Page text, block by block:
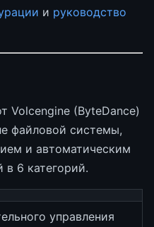
и руководство
Volcengine (ByteDance)
файловой системы,
и автоматическим
6 категорий.
управления